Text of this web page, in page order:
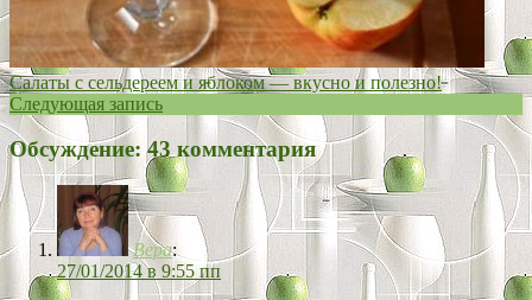
Салаты с сельдереем и яблоком — вкусно и полезно!
Следующая запись
Обсуждение: 43 комментария
Вера:
27/01/2014 в 9:55 пп